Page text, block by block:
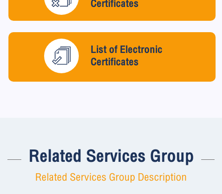
List of Electronic
Certificates
Related Services Group
Related Services Group Description